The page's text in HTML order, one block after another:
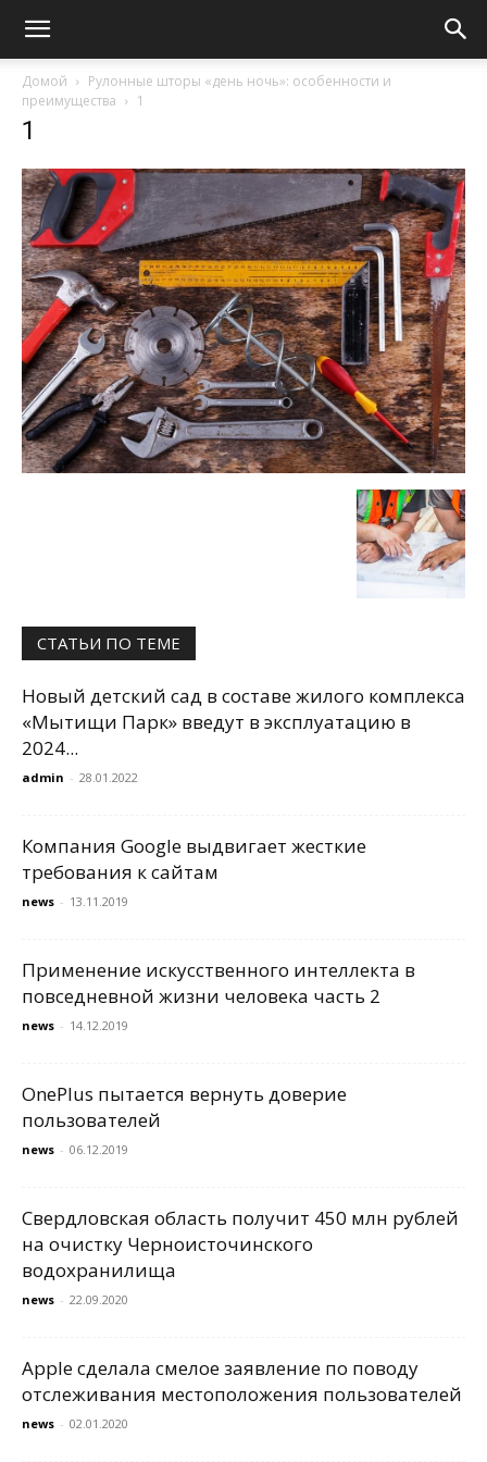
Домой
Рулонные шторы «день ночь»: особенности и
преимущества
1
1
СТАТЬИ ПО ТЕМЕ
Новый детский сад в составе жилого комплекса
«Мытищи Парк» введут в эксплуатацию в
2024...
admin - 28.01.2022
Компания Google выдвигает жесткие
требования к сайтам
news - 13.11.2019
Применение искусственного интеллекта в
повседневной жизни человека часть 2
news - 14.12.2019
OnePlus пытается вернуть доверие
пользователей
news - 06.12.2019
Свердловская область получит 450 млн рублей
на очистку Черноисточинского
водохранилища
news - 22.09.2020
Apple сделала смелое заявление по поводу
отслеживания местоположения пользователей
news - 02.01.2020